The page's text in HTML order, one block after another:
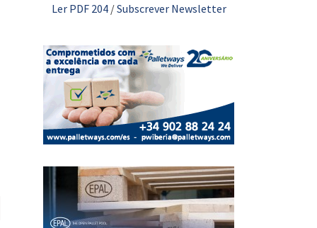
Ler PDF 204/Subscrever Newsletter